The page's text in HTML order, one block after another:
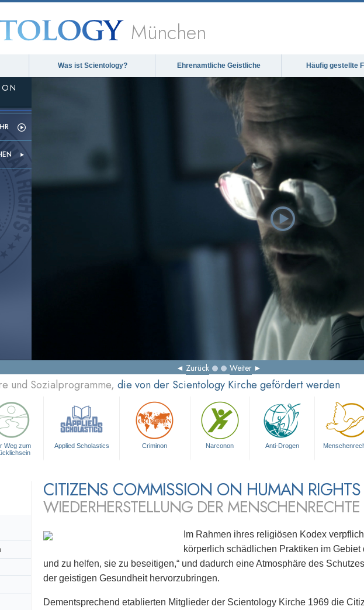
München
Was ist Scientology? Ehrenamtliche Geistliche Häufig gestellte
Zurück Weiter
und Sozialprogramme, die von der Scientology Kirche gefördert werden
Weg zum
Applied Scholastics Criminon Narconon Anti-Drogen
CITIZENS COMMISSION ON HUMAN RIGHTS
WIEDERHERSTELLUNG DER MENSCHENRECHTE
Im Rahmen ihres religiösen Kodex
körperlich schädlichen Praktiken im
und zu helfen, sie zu beseitigen,“ und dadurch eine Atmosphäre des
der geistigen Gesundheit hervorzubringen.
Dementsprechend etablierten Mitglieder der Scientology Kirche 1969 die